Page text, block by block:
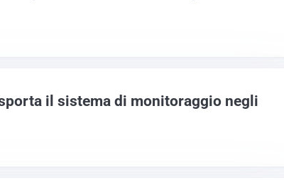
il sistema di monitoraggio negli